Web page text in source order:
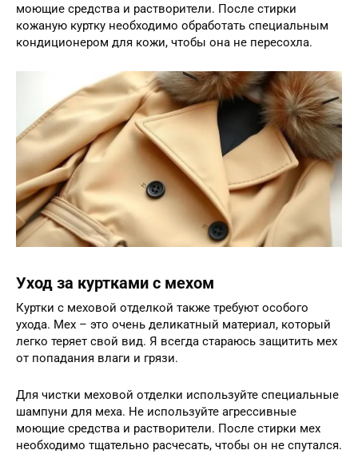
моющие средства и растворители. После стирки
кожаную куртку необходимо обработать специальным
кондиционером для кожи, чтобы она не пересохла.
Уход за куртками с мехом
Куртки с меховой отделкой также требуют особого
ухода. Мех – это очень деликатный материал, который
легко теряет свой вид. Я всегда стараюсь защитить мех
от попадания влаги и грязи.
Для чистки меховой отделки используйте специальные
шампуни для меха. Не используйте агрессивные
моющие средства и растворители. После стирки мех
необходимо тщательно расчесать, чтобы он не спутался.